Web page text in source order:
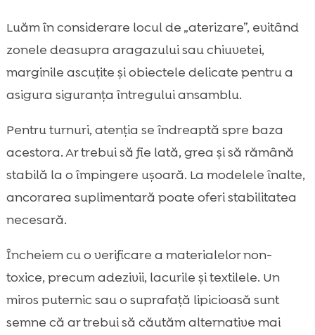
Luăm în considerare locul de „aterizare”, evitând
zonele deasupra aragazului sau chiuvetei,
marginile ascuțite și obiectele delicate pentru a
asigura siguranța întregului ansamblu.
Pentru turnuri, atenția se îndreaptă spre baza
acestora. Ar trebui să fie lată, grea și să rămână
stabilă la o împingere ușoară. La modelele înalte,
ancorarea suplimentară poate oferi stabilitatea
necesară.
Încheiem cu o verificare a materialelor non-
toxice, precum adezivii, lacurile și textilele. Un
miros puternic sau o suprafață lipicioasă sunt
semne că ar trebui să căutăm alternative mai